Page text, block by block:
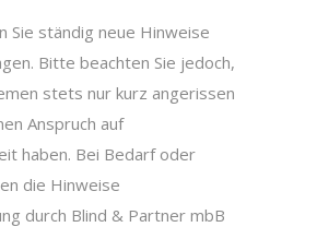
Sie ständig neue Hinweise
Bitte beachten Sie jedoch,
stets nur kurz angerissen
Anspruch auf
haben. Bei Bedarf oder
die Hinweise
durch Blind & Partner mbB